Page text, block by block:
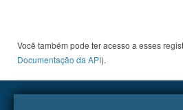
Você também pode ter acesso a esses
Documentação da API).